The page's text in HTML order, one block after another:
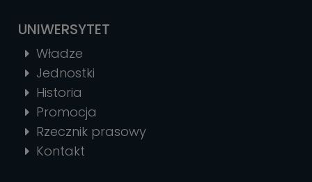
UNIWERSYTET
Władze
Jednostki
Historia
Promocja
Rzecznik prasowy
Kontakt